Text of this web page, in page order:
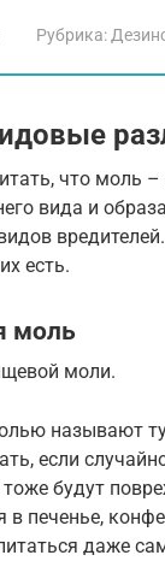
Рубрика:
что моль
вида и
есть.
моль
моли.
называют
если
будут
в печенье,
даже